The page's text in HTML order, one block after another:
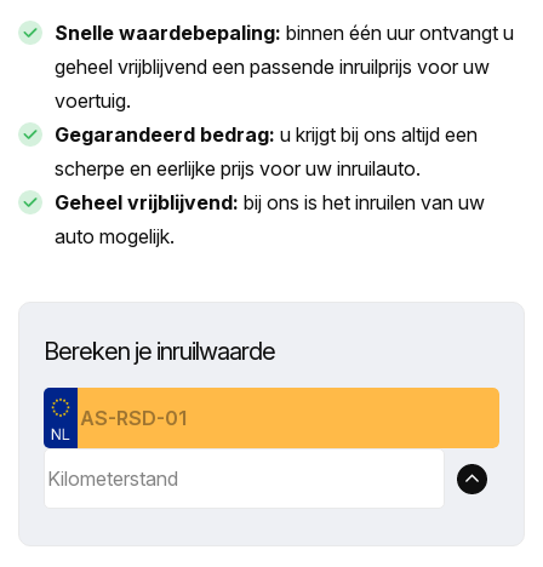
Snelle waardebepaling: binnen één uur ontvangt u
geheel vrijblijvend een passende inruilprijs voor uw
voertuig.
Gegarandeerd bedrag: u krijgt bij ons altijd een
scherpe en eerlijke prijs voor uw inruilauto.
Geheel vrijblijvend: bij ons is het inruilen van uw
auto mogelijk.
Bereken je inruilwaarde